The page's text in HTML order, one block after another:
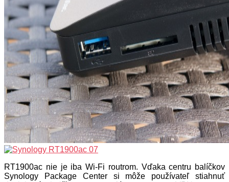
RT1900ac nie je iba Wi-Fi routrom. Vďaka centru balíčkov
Synology Package Center si môže používateľ stiahnuť